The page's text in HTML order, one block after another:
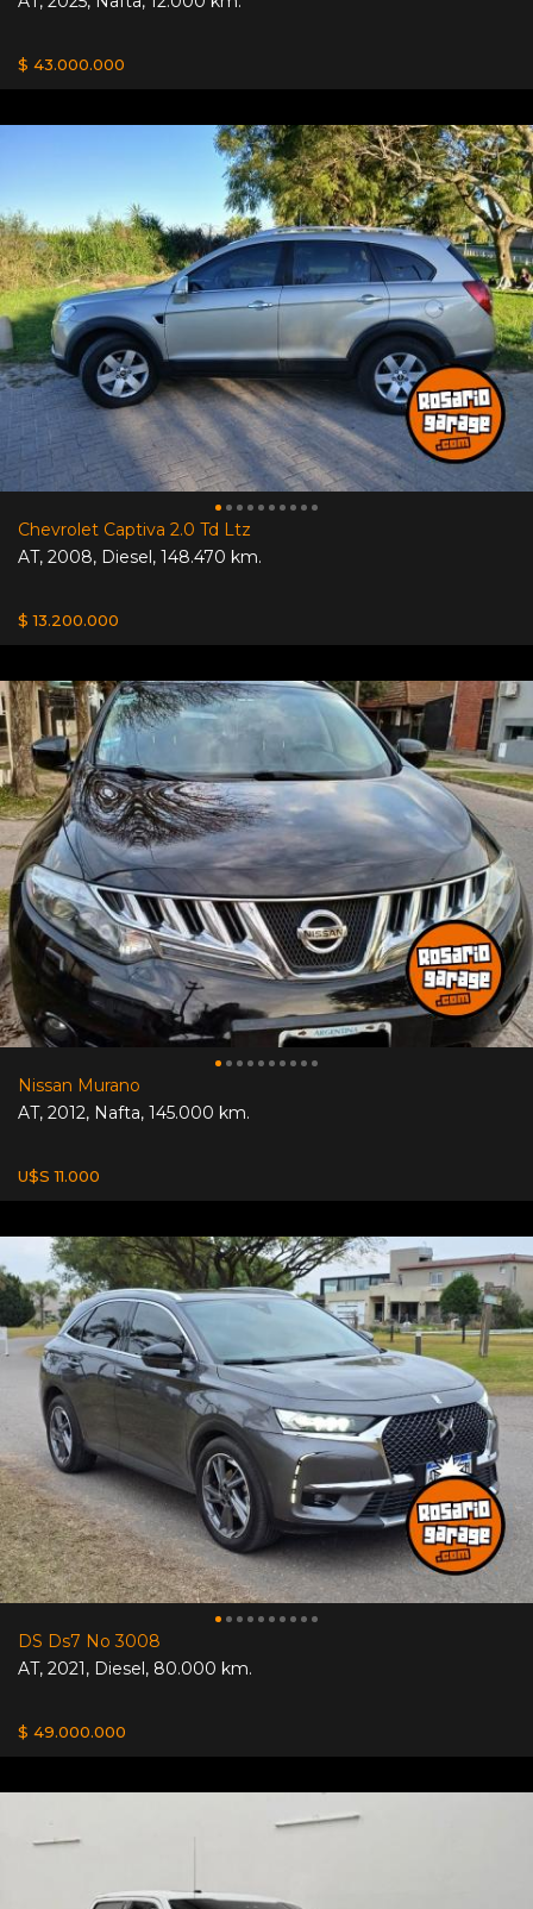
$ 43.000.000
Chevrolet Captiva 2.0 Td Ltz
AT, 2008, Diesel, 148.470 km.
$ 13.200.000
Nissan Murano
AT, 2012, Nafta, 145.000 km.
U$S 11.000
DS Ds7 No 3008
AT, 2021, Diesel, 80.000 km.
$ 49.000.000